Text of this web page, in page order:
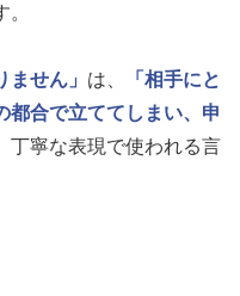
ません」 は、
「相手にと
都合で立ててしまい、申
丁寧な表現で使われる言